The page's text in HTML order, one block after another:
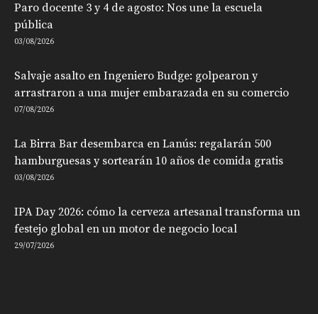
Paro docente 3 y 4 de agosto: Nos une la escuela
pública
03/08/2026
Salvaje asalto en Ingeniero Budge: golpearon y
arrastraron a una mujer embarazada en su comercio
07/08/2026
La Birra Bar desembarca en Lanús: regalarán 500
hamburguesas y sortearán 10 años de comida gratis
03/08/2026
IPA Day 2026: cómo la cerveza artesanal transforma un
festejo global en un motor de negocio local
29/07/2026